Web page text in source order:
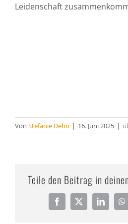
Leidenschaft
Von Stefanie Dehn | 16. Juni 2025 |
Teile den Beitrag in
Facebook
X LinkedIn